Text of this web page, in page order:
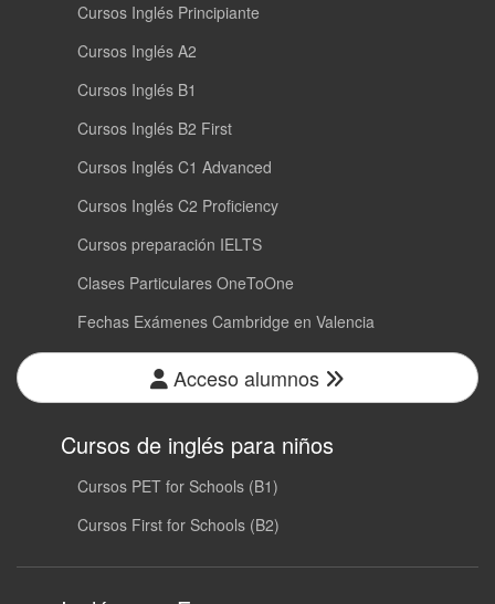
Cursos Inglés Principiante
Cursos Inglés A2
Cursos Inglés B1
Cursos Inglés B2 First
Cursos Inglés C1 Advanced
Cursos Inglés C2 Proficiency
Cursos preparación IELTS
Clases Particulares OneToOne
Fechas Exámenes Cambridge en Valencia
Acceso alumnos
Cursos de inglés para niños
Cursos PET for Schools (B1)
Cursos First for Schools (B2)